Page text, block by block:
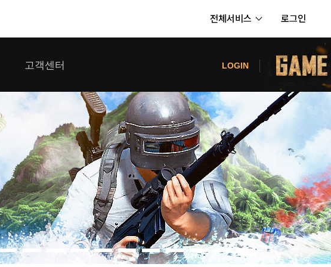
전체서비스 로그인
내정보
보안센터
고객센터
공지사항
카카오게임즈 PC방
게임코인
게임시간선택제
고객센터
이용제한 이의신청
보안센터
LOGIN